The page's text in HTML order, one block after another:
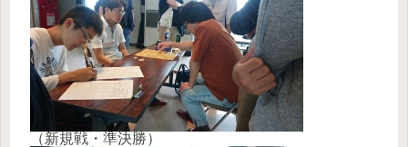
（新規戦・準決勝）